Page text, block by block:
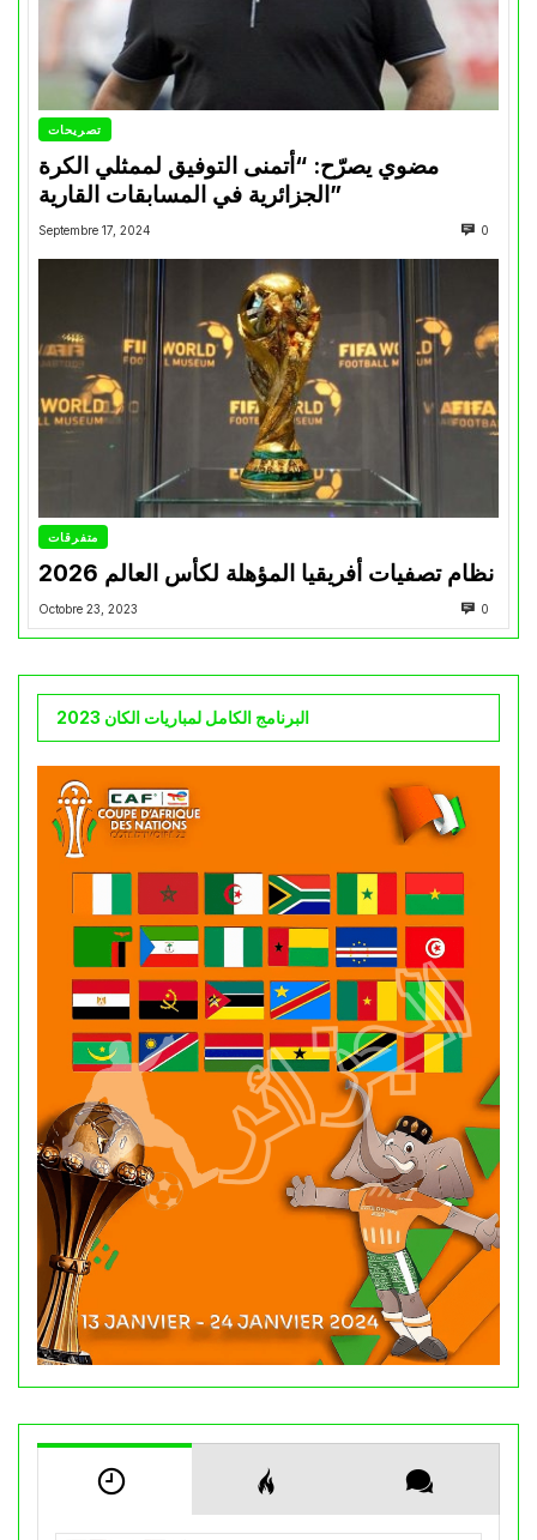
تصريحات
مضوي يصرّح: “أتمنى التوفيق لممثلي الكرة
الجزائرية في المسابقات القارية”
Septembre 17, 2024 0
متفرقات
نظام تصفيات أفريقيا المؤهلة لكأس العالم 2026
Octobre 23, 2023 0
البرنامج الكامل لمباريات الكان 2023